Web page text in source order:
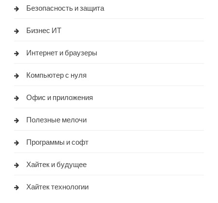
Безопасность и защита
Бизнес ИТ
Интернет и браузеры
Компьютер с нуля
Офис и приложения
Полезные мелочи
Программы и софт
Хайтек и будущее
Хайтек технологии